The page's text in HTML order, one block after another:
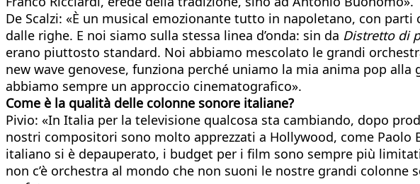
De Scalzi: «È un musical emozionante tutto in napoletano, con
dalle righe. E noi siamo sulla stessa linea d’onda: sin da Distretto di
erano piuttosto standard. Noi abbiamo mescolato le grandi
new wave genovese, funziona perché uniamo la mia anima pop
abbiamo sempre un approccio cinematografico».
Come è la qualità delle colonne sonore italiane?
Pivio: «In Italia per la televisione qualcosa sta cambiando, dopo
nostri compositori sono molto apprezzati a Hollywood, come
italiano si è depauperato, i budget per i film sono sempre più
non c’è orchestra al mondo che non suoni le nostre grandi